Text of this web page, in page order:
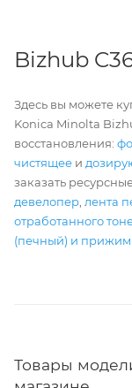
Bizhub
Здесь вы можете
Konica Minolta
восстановления:
чистящее и
заказать
девелопер лента
отработанного
(печный) и
Товары